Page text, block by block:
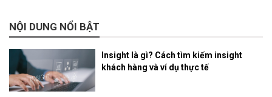
NỘI DUNG NỔI BẬT
Insight là gì? Cách tìm kiếm insight
khách hàng và ví dụ thực tế